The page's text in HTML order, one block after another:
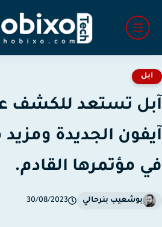
تستعد للكشف
الجديدة ومزيد
مؤتمرها القادم.
بوشعيب بنرحالي 30/08/2023